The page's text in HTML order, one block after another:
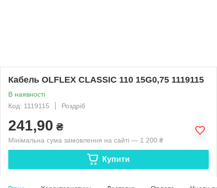
Кабель OLFLEX CLASSIC 110 15G0,75 1119115
В наявності
Код: 1119115
Роздріб
241,90 ₴
Мінімальна сума замовлення на сайті — 1 200 ₴
Купити